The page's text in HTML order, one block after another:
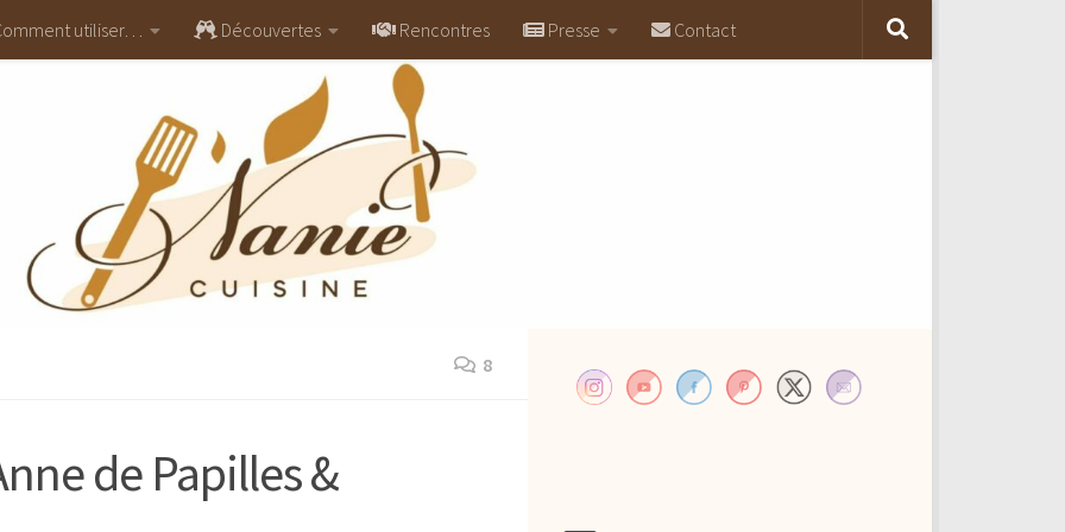
utiliser… Découvertes Rencontres Presse Contact
8
de Papilles &